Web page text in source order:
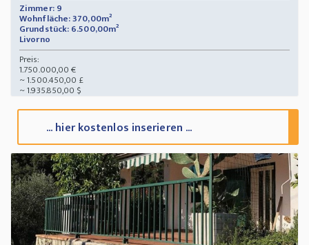
Zimmer: 9
Wohnfläche: 370,00m²
Grundstück: 6.500,00m²
Livorno
Preis:
1.750.000,00 €
~ 1.500.450,00 £
~ 1.935.850,00 $
... hier kostenlos inserieren ...